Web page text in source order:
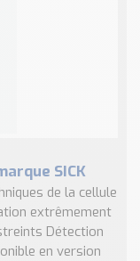
SICK
de la cellule
extrêmement
Détection
en version